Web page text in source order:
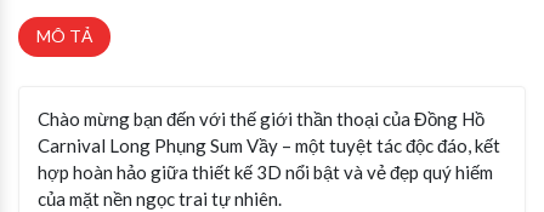
MÔ TẢ
Chào mừng bạn đến với thế giới thần thoại của Đồng Hồ
Carnival Long Phụng Sum Vầy – một tuyệt tác độc đáo, kết
hợp hoàn hảo giữa thiết kế 3D nổi bật và vẻ đẹp quý hiếm
của mặt nền ngọc trai tự nhiên.